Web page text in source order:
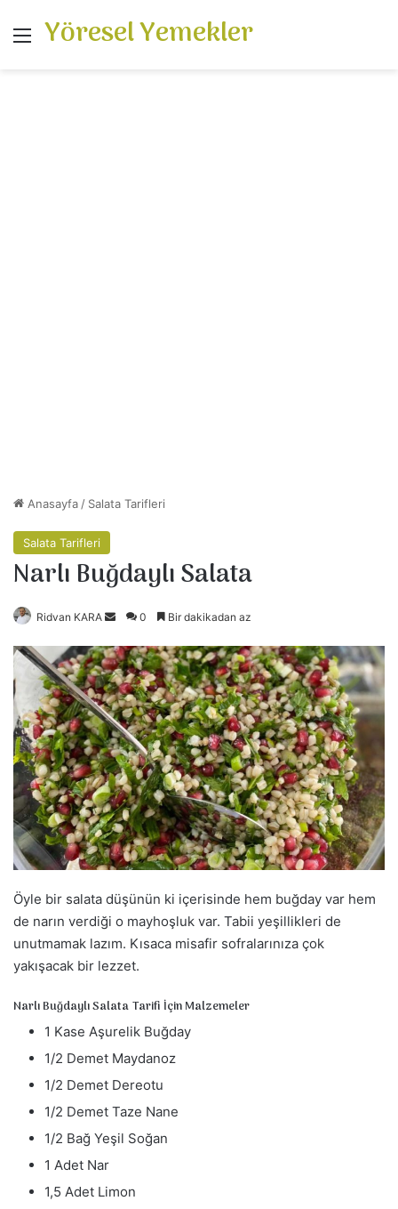
Menü
Yöresel Yemekler
Anasayfa / Salata Tarifleri
Salata Tarifleri
Narlı Buğdaylı Salata
Ridvan KARA
r
e
-
p
o
s
t
a
g
ö
n
d
e
k
0 Bir dakikadan az
Öyle bir salata düşünün ki içerisinde hem buğday var hem
de narın verdiği o mayhoşluk var. Tabii yeşillikleri de
unutmamak lazım. Kısaca misafir sofralarınıza çok
yakışacak bir lezzet.
Narlı Buğdaylı Salata Tarifi İçin Malzemeler
1 Kase Aşurelik Buğday
1/2 Demet Maydanoz
1/2 Demet Dereotu
1/2 Demet Taze Nane
1/2 Bağ Yeşil Soğan
1 Adet Nar
1,5 Adet Limon